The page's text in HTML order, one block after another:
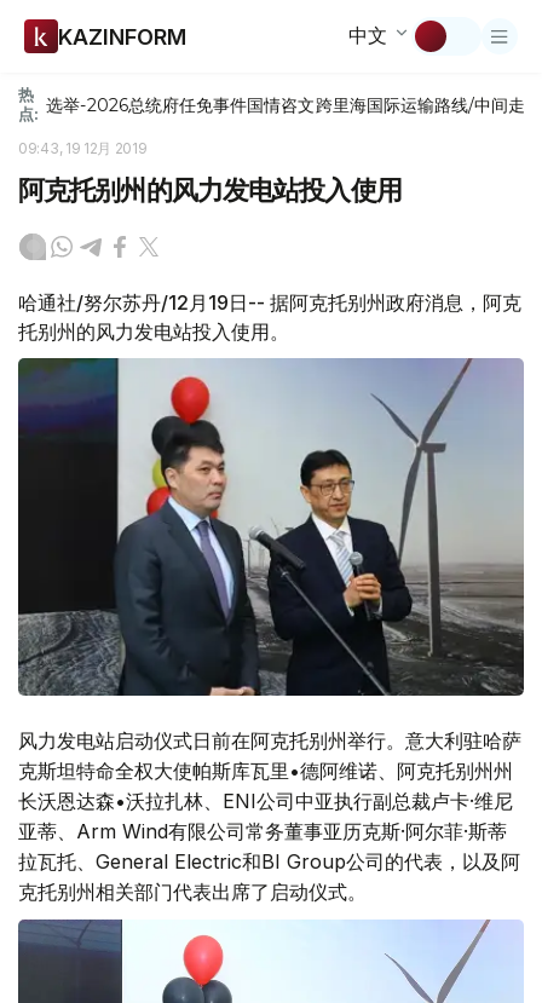
KAZINFORM 中文
热
点: 选举-2026总统府任免事件国情咨文跨里海国际运输路线/中间走廊
09:43, 19 12月 2019
阿克托别州的风力发电站投入使用
哈通社/努尔苏丹/12月19日-- 据阿克托别州政府消息，阿克
托别州的风力发电站投入使用。
风力发电站启动仪式日前在阿克托别州举行。意大利驻哈萨
克斯坦特命全权大使帕斯库瓦里•德阿维诺、阿克托别州州
长沃恩达森•沃拉扎林、ENI公司中亚执行副总裁卢卡·维尼
亚蒂、Arm Wind有限公司常务董事亚历克斯·阿尔菲·斯蒂
拉瓦托、General Electric和BI Group公司的代表，以及阿
克托别州相关部门代表出席了启动仪式。